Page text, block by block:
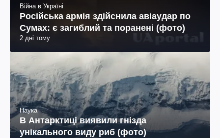
Війна в Україні
Російська армія здійснила авіаудар по
Сумах: є загиблий та поранені (фото)
2 дні тому
Наука
В Антарктиці виявили гнізда
унікального виду риб (фото)